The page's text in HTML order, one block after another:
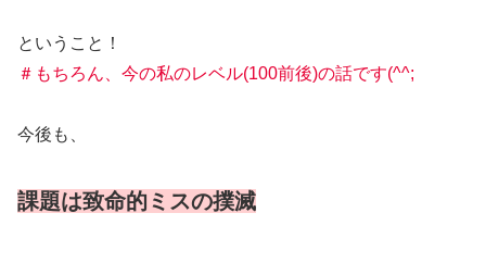
ということ！
＃もちろん、今の私のレベル(100前後)の話です(^^;
今後も、
課題は致命的ミスの撲滅